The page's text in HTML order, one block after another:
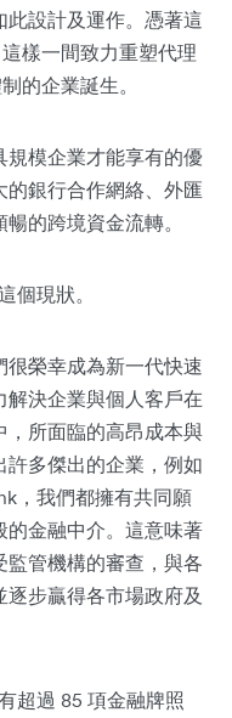
設計及運作。憑著這
樣一間致力重塑代理
的企業誕生。
規模企業才能享有的優
銀行合作網絡、外匯
的跨境資金流轉。
個現狀。
榮幸成為新一代快速
解決企業與個人客戶在
，所面臨的高昂成本與
多傑出的企業，例如
，我們都擁有共同願
的金融中介。這意味著
管機構的審查，與各
步贏得各市場政府及
超過 85 項金融牌照